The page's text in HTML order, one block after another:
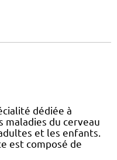
dédiée à
maladies du cerveau
et les enfants.
est composé de